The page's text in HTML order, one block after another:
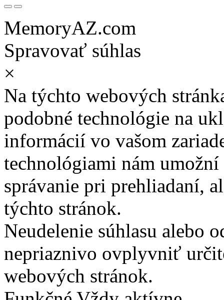
MemoryAZ.com
Spravovať súhlas
×
Na týchto webových
podobné technológie na
informácií vo vašom
technológiami nám
správanie pri prehliadaní,
týchto stránok.
Neudelenie súhlasu alebo
nepriaznivo ovplyvniť
webových stránok.